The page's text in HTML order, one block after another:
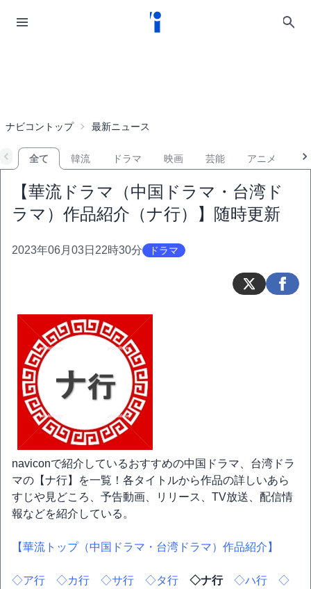
ナビコントップ 最新ニュース
全て 韓流 ドラマ 映画 芸能 アニメ
【華流ドラマ（中国ドラマ・台湾ド
ラマ）作品紹介（ナ行）】随時更新
2023年06月03日22時30分 ドラマ
naviconで紹介しているおすすめの中国ドラマ、台湾ドラ
マの【ナ行】を一覧！各タイトルから作品の詳しいあら
すじや見どころ、予告動画、リリース、TV放送、配信情
報などを紹介している。
【華流トップ（中国ドラマ・台湾ドラマ）作品紹介】
◇ア行 ◇カ行 ◇サ行 ◇タ行 ◇ナ行 ◇ハ行
◇